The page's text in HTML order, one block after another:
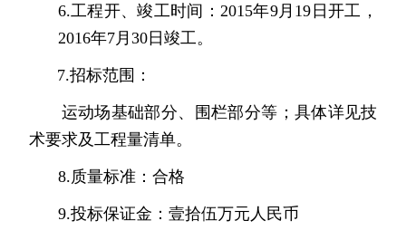
6.工程开、竣工时间： 2015年9月 19 日开工，
2016年7月 30日竣工。
7.招标范围：
运动场基础部分、围栏部分等；具体详见技
术要求及工程量清单。
8.质量标准：合格
9.投标保证金：壹拾伍万元人民币